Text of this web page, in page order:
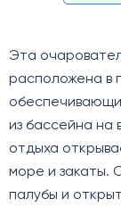
Эта
расположена в
из бассейна на
отдыха
море и закаты.
палубы и